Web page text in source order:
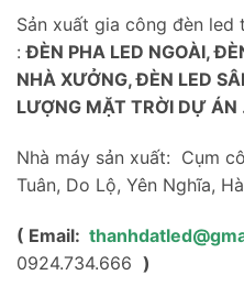
Sản xuất gia công đèn led
:ĐÈN PHA LED NGOÀI,
NHÀ XƯỞNG, ĐÈN LED
LƯỢNG MẶT TRỜI DỰ ÁN
Nhà máy sản xuất: Cụm
Tuân, Do Lộ, Yên Nghĩa,
( Email:
0924.734.666 )